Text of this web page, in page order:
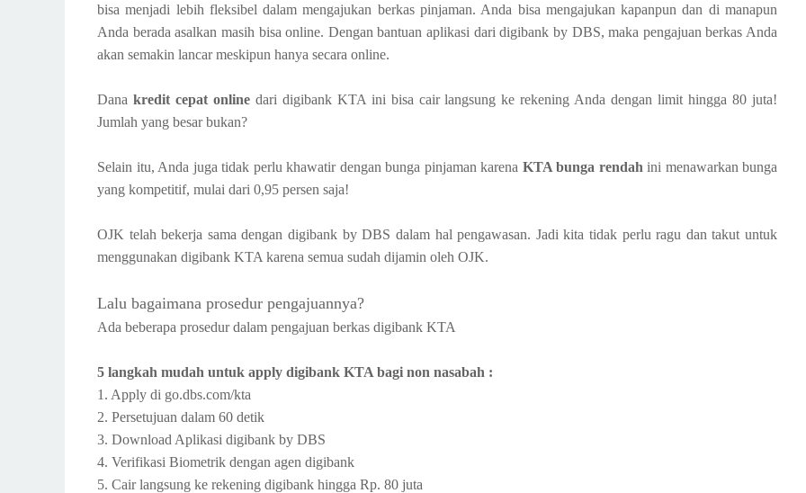
bisa menjadi lebih fleksibel dalam mengajukan berkas pinjaman. Anda bisa mengajukan kapanpun dan di manapun
Anda berada asalkan masih bisa online. Dengan bantuan aplikasi dari digibank by DBS, maka pengajuan berkas Anda
akan semakin lancar meskipun hanya secara online.
Dana kredit cepat onlinedari digibank KTA ini bisa cair langsung ke rekening Anda dengan limit hingga 80 juta!
Jumlah yang besar bukan?
Selain itu, Anda juga tidak perlu khawatir dengan bunga pinjaman karena KTA bunga rendah ini menawarkan bunga
yang kompetitif, mulai dari 0,95 persen saja!
OJK telah bekerja sama dengan digibank by DBS dalam hal pengawasan. Jadi kita tidak perlu ragu dan takut untuk
menggunakan digibank KTA karena semua sudah dijamin oleh OJK.
Lalu bagaimana prosedur pengajuannya?
Ada beberapa prosedur dalam pengajuan berkas digibank KTA
5 langkah mudah untuk apply digibank KTA bagi non nasabah :
1. Apply di go.dbs.com/kta
2. Persetujuan dalam 60 detik
3. Download Aplikasi digibank by DBS
4. Verifikasi Biometrik dengan agen digibank
5. Cair langsung ke rekening digibank hingga Rp. 80 juta